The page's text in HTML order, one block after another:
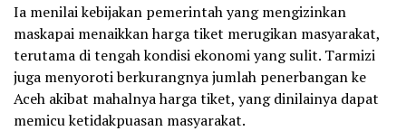
Ia menilai kebijakan pemerintah yang mengizinkan
maskapai menaikkan harga tiket merugikan masyarakat,
terutama di tengah kondisi ekonomi yang sulit. Tarmizi
juga menyoroti berkurangnya jumlah penerbangan ke
Aceh akibat mahalnya harga tiket, yang dinilainya dapat
memicu ketidakpuasan masyarakat.